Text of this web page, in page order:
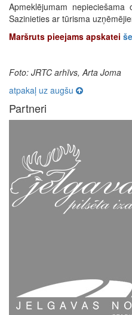
Apmeklējumam nepieciešama
Sazinieties ar tūrisma
Maršruts pieejams apskatei
Foto: JRTC arhīvs, Arta Joma
atpakaļ uz augšu
Partneri